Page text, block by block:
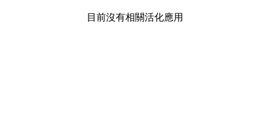
目前沒有相關活化應用